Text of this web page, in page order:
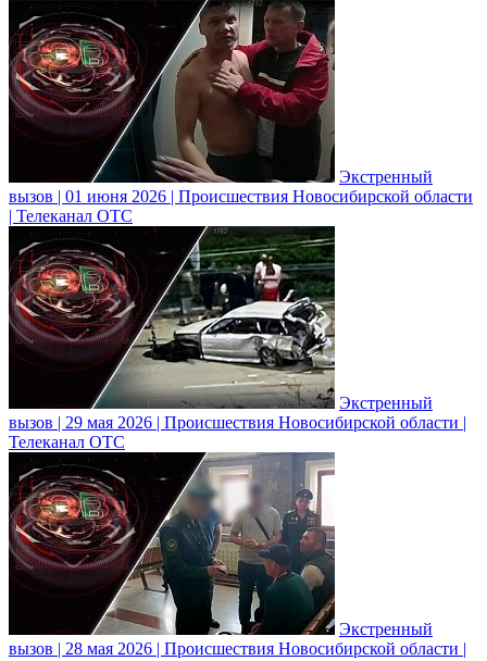
Экстренный
вызов | 01 июня 2026 | Происшествия Новосибирской области
| Телеканал ОТС
Экстренный
вызов | 29 мая 2026 | Происшествия Новосибирской области |
Телеканал ОТС
Экстренный
вызов | 28 мая 2026 | Происшествия Новосибирской области |